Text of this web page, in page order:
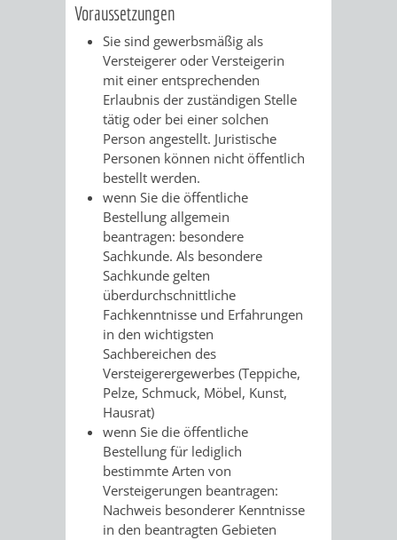
ANTRAGSVERFAHREN
VERMIETE
DOCH
AN
DEINE
STADT
WIEDERVERMIETUNGSPRÄMIE
STABSSTELLE
UND
AMT
Voraussetzungen
Sie sind gewerbsmäßig als
Versteigerer oder Versteigerin
mit einer entsprechenden
Erlaubnis der zuständigen Stelle
tätig oder bei einer solchen
Person angestellt. Juristische
Personen können nicht öffentlich
bestellt werden.
wenn Sie die öffentliche
Bestellung allgemein
beantragen: besondere
Sachkunde. Als besondere
Sachkunde gelten
überdurchschnittliche
Fachkenntnisse und Erfahrungen
in den wichtigsten
Sachbereichen des
Versteigerergewerbes (Teppiche,
Pelze, Schmuck, Möbel, Kunst,
Hausrat)
wenn Sie die öffentliche
Bestellung für lediglich
bestimmte Arten von
Versteigerungen beantragen:
Nachweis besonderer Kenntnisse
in den beantragten Gebieten